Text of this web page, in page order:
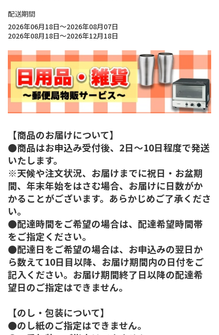
配送期間
2026年06月18日～2026年08月07日
2026年08月18日～2026年12月18日
【商品のお届けについて】
●商品はお申込み受付後、2日～10日程度で発送
いたします。
※天候や注文状況、お届けまでに祝日・お盆期
間、年末年始をはさむ場合、お届けに日数がか
かることがございます。あらかじめご了承くださ
い。
●配達時間をご希望の場合は、配達希望時間帯
をご指定ください。
●配達日をご希望の場合は、お申込みの翌日か
ら数えて10日目以降、お届け期間内の日付をご
記入ください。お届け期間終了日以降の配達希
望日のご指定はできません。
【のし・包装について】
●のし紙のご指定はできません。